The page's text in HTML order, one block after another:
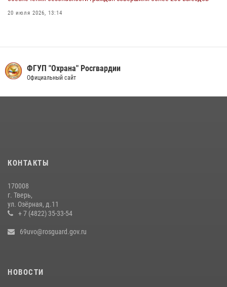
20 июля 2026, 13:14
22 июля 2026, 06:41
Сотрудники Росгвардии в Твери за неделю пресекли 24
административных правонарушения
ФГУП "Охрана" Росгвардии
Официальный сайт
КОНТАКТЫ
170008
г. Тверь,
ул. Озёрная, д.11
+ 7 (4822) 35-33-54
69uvo@rosguard.gov.ru
НОВОСТИ